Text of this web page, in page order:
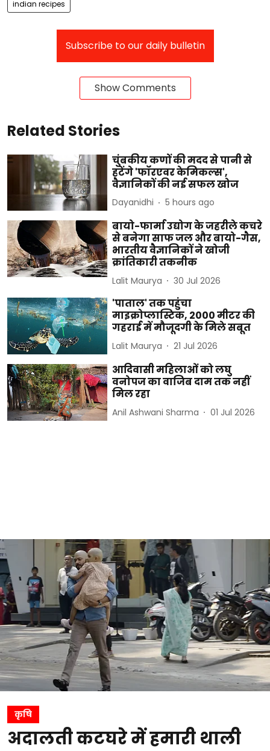
indian recipes
Subscribe to our daily bulletin
Show Comments
Related Stories
चुंबकीय कणों की मदद से पानी से
हटेंगे 'फॉरएवर केमिकल्स',
वैज्ञानिकों की नई सफल खोज
Dayanidhi 5 hours ago
बायो-फार्मा उद्योग के जहरीले कचरे
से बनेगा साफ जल और बायो-गैस,
भारतीय वैज्ञानिकों ने खोजी
क्रांतिकारी तकनीक
Lalit Maurya 30 Jul 2026
'पाताल' तक पहुंचा
माइक्रोप्लास्टिक, 2000 मीटर की
गहराई में मौजूदगी के मिले सबूत
Lalit Maurya 21 Jul 2026
आदिवासी महिलाओं को लघु
वनोपज का वाजिब दाम तक नहीं
मिल रहा
Anil Ashwani Sharma 01 Jul 2026
कृषि
अदालती कटघरे में हमारी थाली